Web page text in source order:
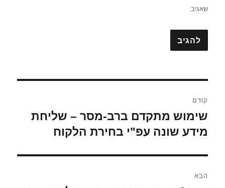
שאגיב.
קודם
הפוסט
הקודם:
שימוש מתקדם ברב-מסר – שליחת
מידע שונה עפ"י בחירת הלקוח
הבא